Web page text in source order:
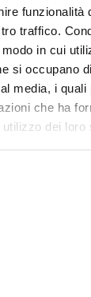
funzionalità
traffico.
in cui
si occupano
media, i
che ha
dei loro